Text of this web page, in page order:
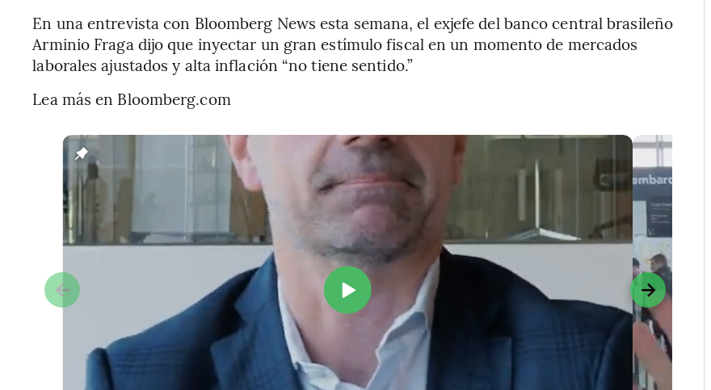
En una entrevista con Bloomberg News esta semana, el exjefe del banco central brasileño
Arminio Fraga dijo que inyectar un gran estímulo fiscal en un momento de mercados
laborales ajustados y alta inflación “no tiene sentido.”
Lea más en Bloomberg.com